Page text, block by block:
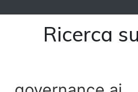
Ricerca